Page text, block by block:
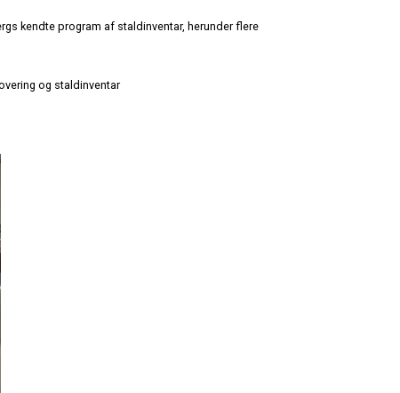
kendte program af staldinventar, herunder flere
og staldinventar